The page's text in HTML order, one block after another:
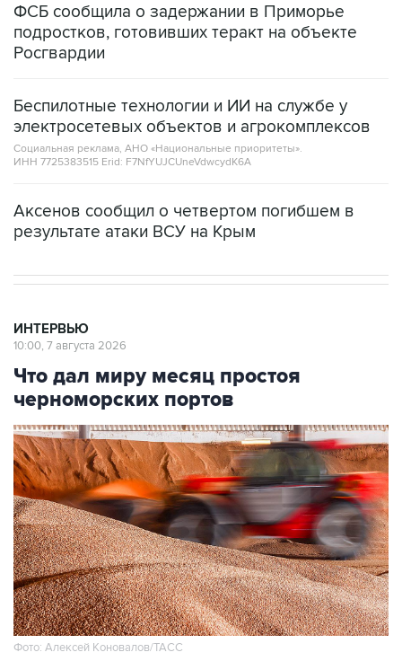
ФСБ сообщила о задержании в Приморье
подростков, готовивших теракт на объекте
Росгвардии
Беспилотные технологии и ИИ на службе у
электросетевых объектов и агрокомплексов
Социальная реклама, АНО «Национальные приоритеты».
ИНН 7725383515 Erid: F7NfYUJCUneVdwcydK6A
Аксенов сообщил о четвертом погибшем в
результате атаки ВСУ на Крым
ИНТЕРВЬЮ
10:00, 7 августа 2026
Что дал миру месяц простоя
черноморских портов
Фото: Алексей Коновалов/ТАСС